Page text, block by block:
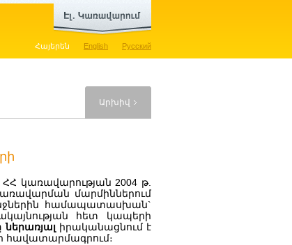
Հայերեն English Русский
Արխիվ
կառավարության 2004 թ.
մարմիններում
համապատասխան`
հետ կապերի
ներառյալիրականացնում է
հավատարմագրում։